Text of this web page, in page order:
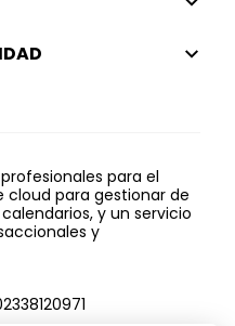
para el
cloud para gestionar de
y un servicio
y